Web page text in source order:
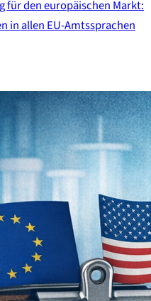
für den europäischen Markt:
in allen EU-Amtssprachen